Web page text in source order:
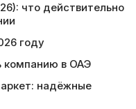
что действительно
году
компанию в ОАЭ
надёжные